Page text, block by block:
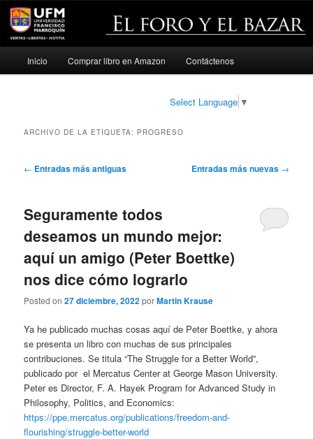
Ir
Ir
Inicio Comprar libro en Amazon Contáctenos
Select Language ▼
ARCHIVO DE LA ETIQUETA: PROGRESO
Navegación
← Entradas más antiguas Entradas más nuevas →
Seguramente todos
deseamos un mundo mejor:
aquí un amigo (Peter Boettke)
nos dice cómo lograrlo
Posted on27 diciembre, 2022porMartin Krause
Ya he publicado muchas cosas aquí de Peter Boettke, y ahora
se presenta un libro con muchas de sus principales
contribuciones. Se titula “The Struggle for a Better World”,
publicado por el Mercatus Center at George Mason University.
Peter es Director, F. A. Hayek Program for Advanced Study in
Philosophy, Politics, and Economics:
https://ppe.mercatus.org/publications/freedom-and-
flourishing/struggle-better-world